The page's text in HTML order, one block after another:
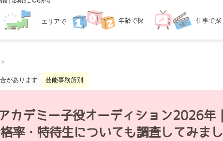
エリアで
探す
年齢で探
す
仕事で探
す
>
があります 芸能事務所別
カデミー子役オーディション2026年｜
率・特待生についても調査してみまし